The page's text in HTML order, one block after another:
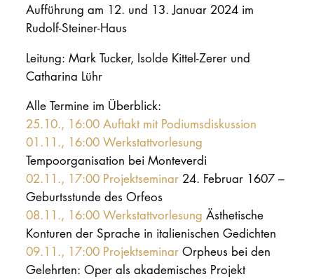
Aufführung am 12. und 13. Januar 2024 im
Rudolf-Steiner-Haus
Leitung: Mark Tucker, Isolde Kittel-Zerer und
Catharina Lühr
Alle Termine im Überblick:
25.10., 16:00 Auftakt mit Podiumsdiskussion
01.11., 16:00 Werkstattvorlesung
Tempoorganisation bei Monteverdi
02.11., 17:00 Projektseminar24. Februar 1607 –
Geburtsstunde des Orfeos
08.11., 16:00 Werkstattvorlesung Ästhetische
Konturen der Sprache in italienischen Gedichten
09.11., 17:00 ProjektseminarOrpheus bei den
Gelehrten: Oper als akademisches Projekt